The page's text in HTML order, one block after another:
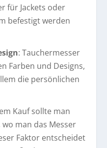
für Jackets oder
befestigt werden
: Tauchermesser
Farben und Designs,
die persönlichen
Kauf sollte man
man das Messer
Faktor entscheidet